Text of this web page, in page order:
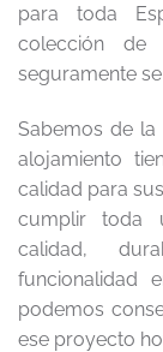
para toda
colección
seguramente
Sabemos de
alojamiento
calidad para
cumplir toda
calidad,
funcionalidad
podemos
ese proyecto